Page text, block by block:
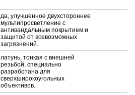
да, улучшенное двухстороннее
мультипросветление с
антивандальным покрытием и
защитой от всевозможных
загрязнений.
латунь, тонкая с внешней
резьбой, специально
разработана для
сверхширокоугольных
объективов.